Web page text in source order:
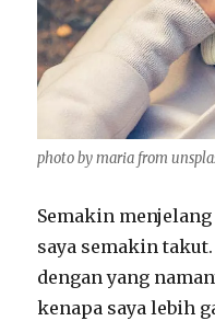
photo by maria from
Semakin
saya semakin
dengan yang
kenapa saya lebih